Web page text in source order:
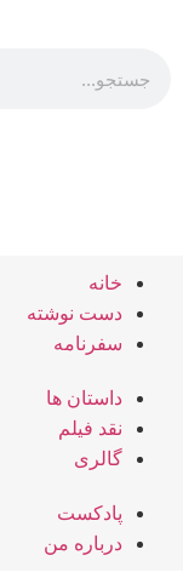
خانه
دست نوشته
سفرنامه
داستان ها
نقد فیلم
گالری
پادکست
درباره من